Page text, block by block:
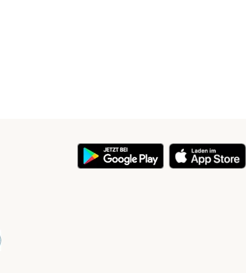
Security